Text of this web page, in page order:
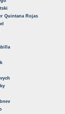
Quintana Rojas